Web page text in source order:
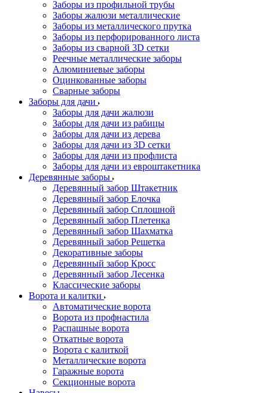
Заборы из профильной трубы
Заборы жалюзи металлические
Заборы из металлического прутка
Заборы из перфорированного листа
Заборы из сварной 3D сетки
Реечные металлические заборы
Алюминиевые заборы
Оцинкованные заборы
Сварные заборы
Заборы для дачи
Заборы для дачи жалюзи
Заборы для дачи из рабицы
Заборы для дачи из дерева
Заборы для дачи из 3D сетки
Заборы для дачи из профлиста
Заборы для дачи из евроштакетника
Деревянные заборы
Деревянный забор Штакетник
Деревянный забор Елочка
Деревянный забор Сплошной
Деревянный забор Плетенка
Деревянный забор Шахматка
Деревянный забор Решетка
Декоративные заборы
Деревянный забор Кросс
Деревянный забор Лесенка
Классические заборы
Ворота и калитки
Автоматические ворота
Ворота из профнастила
Распашные ворота
Откатные ворота
Ворота с калиткой
Металлические ворота
Гаражные ворота
Секционные ворота